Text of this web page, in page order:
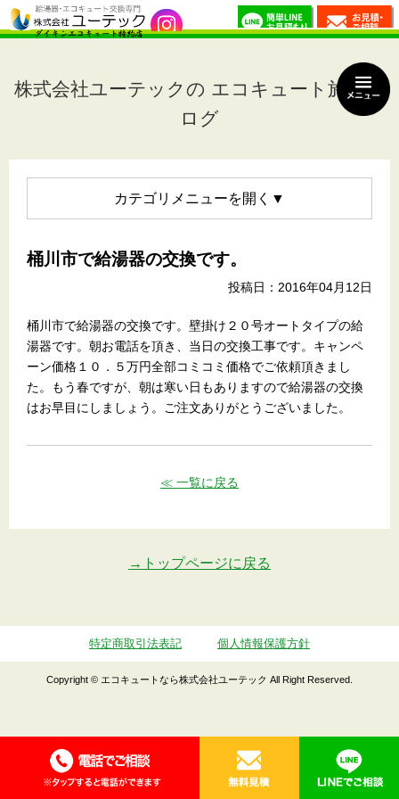
株式会社ユーテックの エコキュート施工ブ
ログ
カテゴリメニュー
桶川市で給湯器の交換です。
投稿日：2016年04月12日
桶川市で給湯器の交換です。壁掛け２０号オートタイプの給
湯器です。朝お電話を頂き、当日の交換工事です。キャンペ
ーン価格１０．５万円全部コミコミ価格でご依頼頂きまし
た。もう春ですが、朝は寒い日もありますので給湯器の交換
はお早目にしましょう。ご注文ありがとうございました。
≪ 一覧に戻る
→トップページに戻る
特定商取引法表記 個人情報保護方針
Copyright © エコキュートなら株式会社ユーテック All Right Reserved.